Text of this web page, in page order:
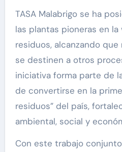
TASA Malabrigo se ha
las plantas pioneras en la
residuos, alcanzando
se destinen a otros
iniciativa forma parte de
de convertirse en la
residuos” del país,
ambiental, social y
Con este trabajo